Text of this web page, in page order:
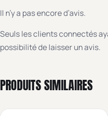
Il n’y a pas encore d’avis.
Seuls les clients connectés
possibilité de laisser un avis.
PRODUITS SIMILAIRES